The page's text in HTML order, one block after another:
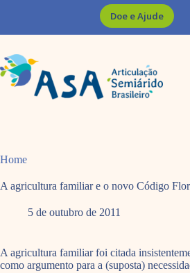
Doe e Ajude
Home
A agricultura familiar e o novo Código
5 de outubro de 2011
A agricultura familiar foi citada
como argumento para a (suposta)